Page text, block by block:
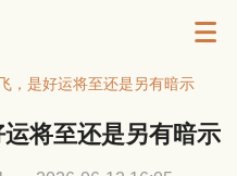
，是好运将至还是另有暗示
将至还是另有暗示